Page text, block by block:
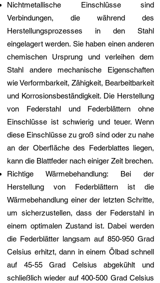
Nichtmetallische Einschlüsse sind
Verbindungen, die während des
Herstellungsprozesses in den Stahl
eingelagert werden. Sie haben einen anderen
chemischen Ursprung und verleihen dem
Stahl andere mechanische Eigenschaften
wie Verformbarkeit, Zähigkeit, Bearbeitbarkeit
und Korrosionsbeständigkeit. Die Herstellung
von Federstahl und Federblättern ohne
Einschlüsse ist schwierig und teuer. Wenn
diese Einschlüsse zu groß sind oder zu nahe
an der Oberfläche des Federblattes liegen,
kann die Blattfeder nach einiger Zeit brechen.
Richtige Wärmebehandlung: Bei der
Herstellung von Federblättern ist die
Wärmebehandlung einer der letzten Schritte,
um sicherzustellen, dass der Federstahl in
einem optimalen Zustand ist. Dabei werden
die Federblätter langsam auf 850-950 Grad
Celsius erhitzt, dann in einem Ölbad schnell
auf 45-55 Grad Celsius abgekühlt und
schließlich wieder auf 400-500 Grad Celsius